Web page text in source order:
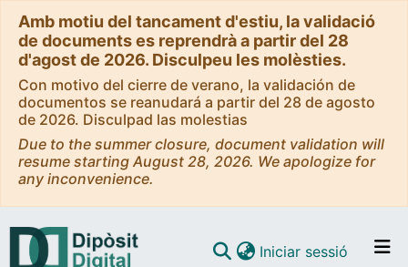
Amb motiu del tancament d'estiu, la validació
de documents es reprendrà a partir del 28
d'agost de 2026. Disculpeu les molèsties.
Con motivo del cierre de verano, la validación de
documentos se reanudará a partir del 28 de agosto
de 2026. Disculpad las molestias
Due to the summer closure, document validation will
resume starting August 28, 2026. We apologize for
any inconvenience.
Iniciar sessió (current)